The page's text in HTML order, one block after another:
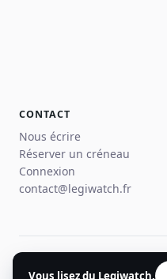
Vous lisez du Legiwatch.
CONTACT
Nous écrire
Réserver un créneau
Connexion
contact@legiwatch.fr